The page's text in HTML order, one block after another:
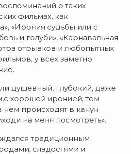
о таких
фильмах, как
«Ирония судьбы или с
и голуби», «Карнавальная
отрывков и любопытных
у всех заметно
душевный, глубокий, даже
хорошей иронией, тем
нем происходят в канун
на меня посмотреть».
традиционным
сладостями и